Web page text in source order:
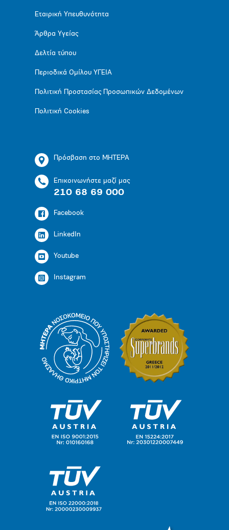
Εταιρική Υπευθυνότητα
Άρθρα Υγείας
Δελτία τύπου
Περιοδικά Ομίλου ΥΓΕΙΑ
Πολιτική Προστασίας Προσωπικών Δεδομένων
Πολιτική Cookies
Πρόσβαση στο ΜΗΤΕΡΑ
Επικοινωνήστε μαζί μας
210 68 69 000
Facebook
LinkedIn
Youtube
Instagram